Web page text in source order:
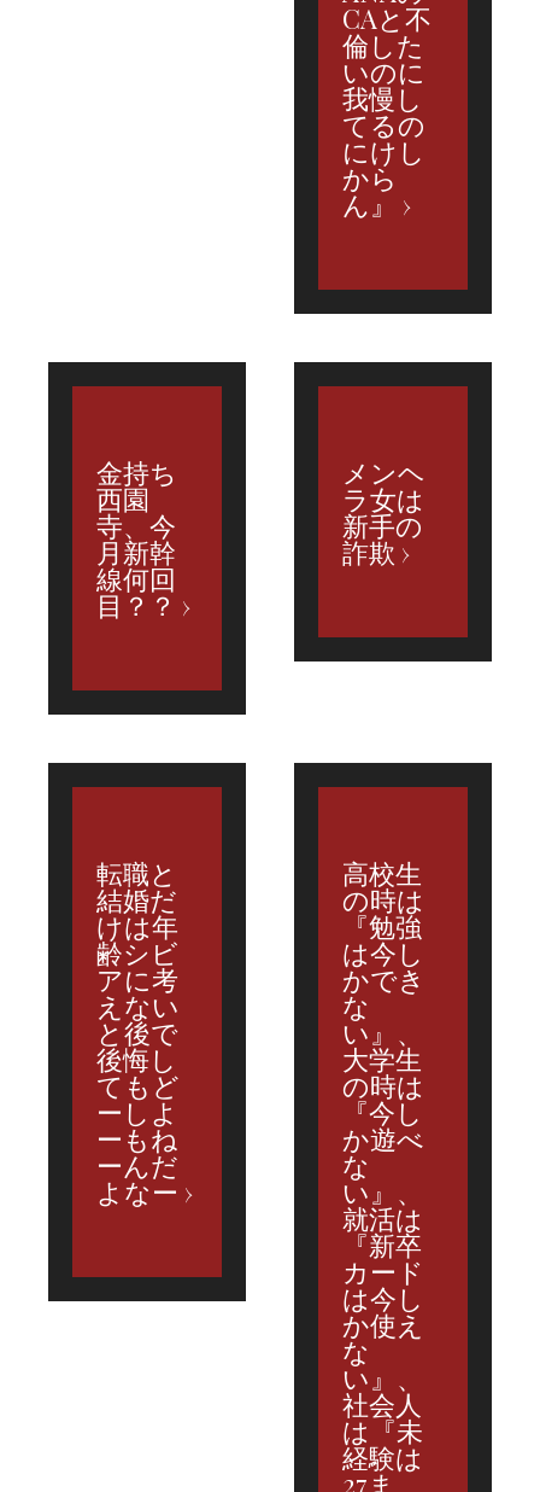
CAと不
倫した
いのに
我慢し
てるの
にけし
から
ん』
金持ち
西園
寺、今
月新幹
線何回
目？？
メンヘ
ラ女は
新手の
詐欺
転職と
結婚だ
けは年
齢シビ
アに考
えない
と後で
後悔し
てもど
ーしよ
ーもね
ーんだ
よなー
高校生
の時は
『勉強
は今し
かでき
な
い』、
大学生
の時は
『今し
か遊べ
な
い』、
就活は
『新卒
カード
は今し
か使え
な
い』、
社会人
は『未
経験は
27ま